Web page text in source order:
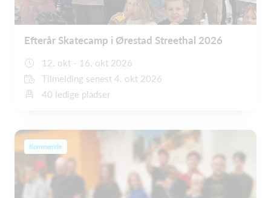
Efterår Skatecamp i Ørestad Streethal 2026
12. okt - 16. okt 2026
Tilmelding senest 4. okt 2026
40 ledige pladser
Kommende